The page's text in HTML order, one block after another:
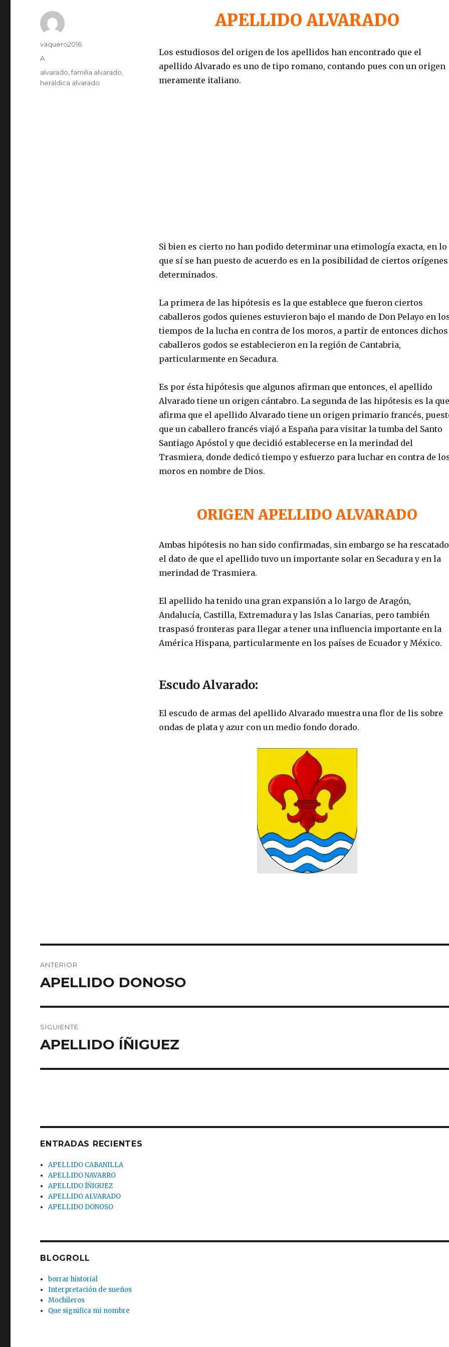
APELLIDO ALVARADO
Los estudiosos del origen de los apellidos han encontrado que el
apellido Alvarado es uno de tipo romano, contando pues con un origen
meramente italiano.
Si bien es cierto no han podido determinar una etimología exacta, en lo
que sí se han puesto de acuerdo es en la posibilidad de ciertos orígenes
determinados.
La primera de las hipótesis es la que establece que fueron ciertos
caballeros godos quienes estuvieron bajo el mando de Don Pelayo en
tiempos de la lucha en contra de los moros, a partir de entonces dichos
caballeros godos se establecieron en la región de Cantabria,
particularmente en Secadura.
Es por ésta hipótesis que algunos afirman que entonces, el apellido
Alvarado tiene un origen cántabro. La segunda de las hipótesis es la que
afirma que el apellido Alvarado tiene un origen primario francés,
que un caballero francés viajó a España para visitar la tumba del Santo
Santiago Apóstol y que decidió establecerse en la merindad del
Trasmiera, donde dedicó tiempo y esfuerzo para luchar en contra de
moros en nombre de Dios.
ORIGEN APELLIDO ALVARADO
Ambas hipótesis no han sido confirmadas, sin embargo se ha rescatado
el dato de que el apellido tuvo un importante solar en Secadura y en la
merindad de Trasmiera.
El apellido ha tenido una gran expansión a lo largo de Aragón,
Andalucía, Castilla, Extremadura y las Islas Canarias, pero también
traspasó fronteras para llegar a tener una influencia importante en la
América Hispana, particularmente en los países de Ecuador y México.
Escudo Alvarado:
El escudo de armas del apellido Alvarado muestra una flor de lis sobre
ondas de plata y azur con un medio fondo dorado.
Autor
vaquero2016
Publicado
el
Categorías
A
Etiquetas
alvarado ,familia alvarado
heráldica alvarado
de
ANTERIOR
Entrada
APELLIDO DONOSO
SIGUIENTE
Entrada
APELLIDO ÍÑIGUEZ
ENTRADAS RECIENTES
APELLIDO CABANILLA
APELLIDO NAVARRO
APELLIDO ÍÑIGUEZ
APELLIDO ALVARADO
APELLIDO DONOSO
BLOGROLL
borrar historial
Interpretación de sueños
Mochileros
Que significa mi nombre